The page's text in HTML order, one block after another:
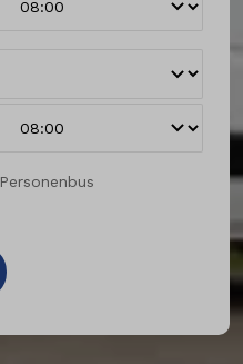
Personenbus